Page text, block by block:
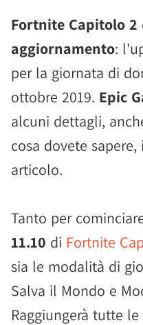
Fortnite Capitolo 2
aggiornamento:
per la giornata di
ottobre 2019. Epic
alcuni dettagli,
cosa dovete
articolo.
Tanto per
11.10 di Fortnite
sia le modalità di
Salva il Mondo e
Raggiungerà tutte